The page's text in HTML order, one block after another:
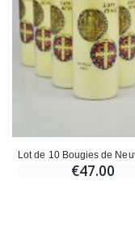
€47.00